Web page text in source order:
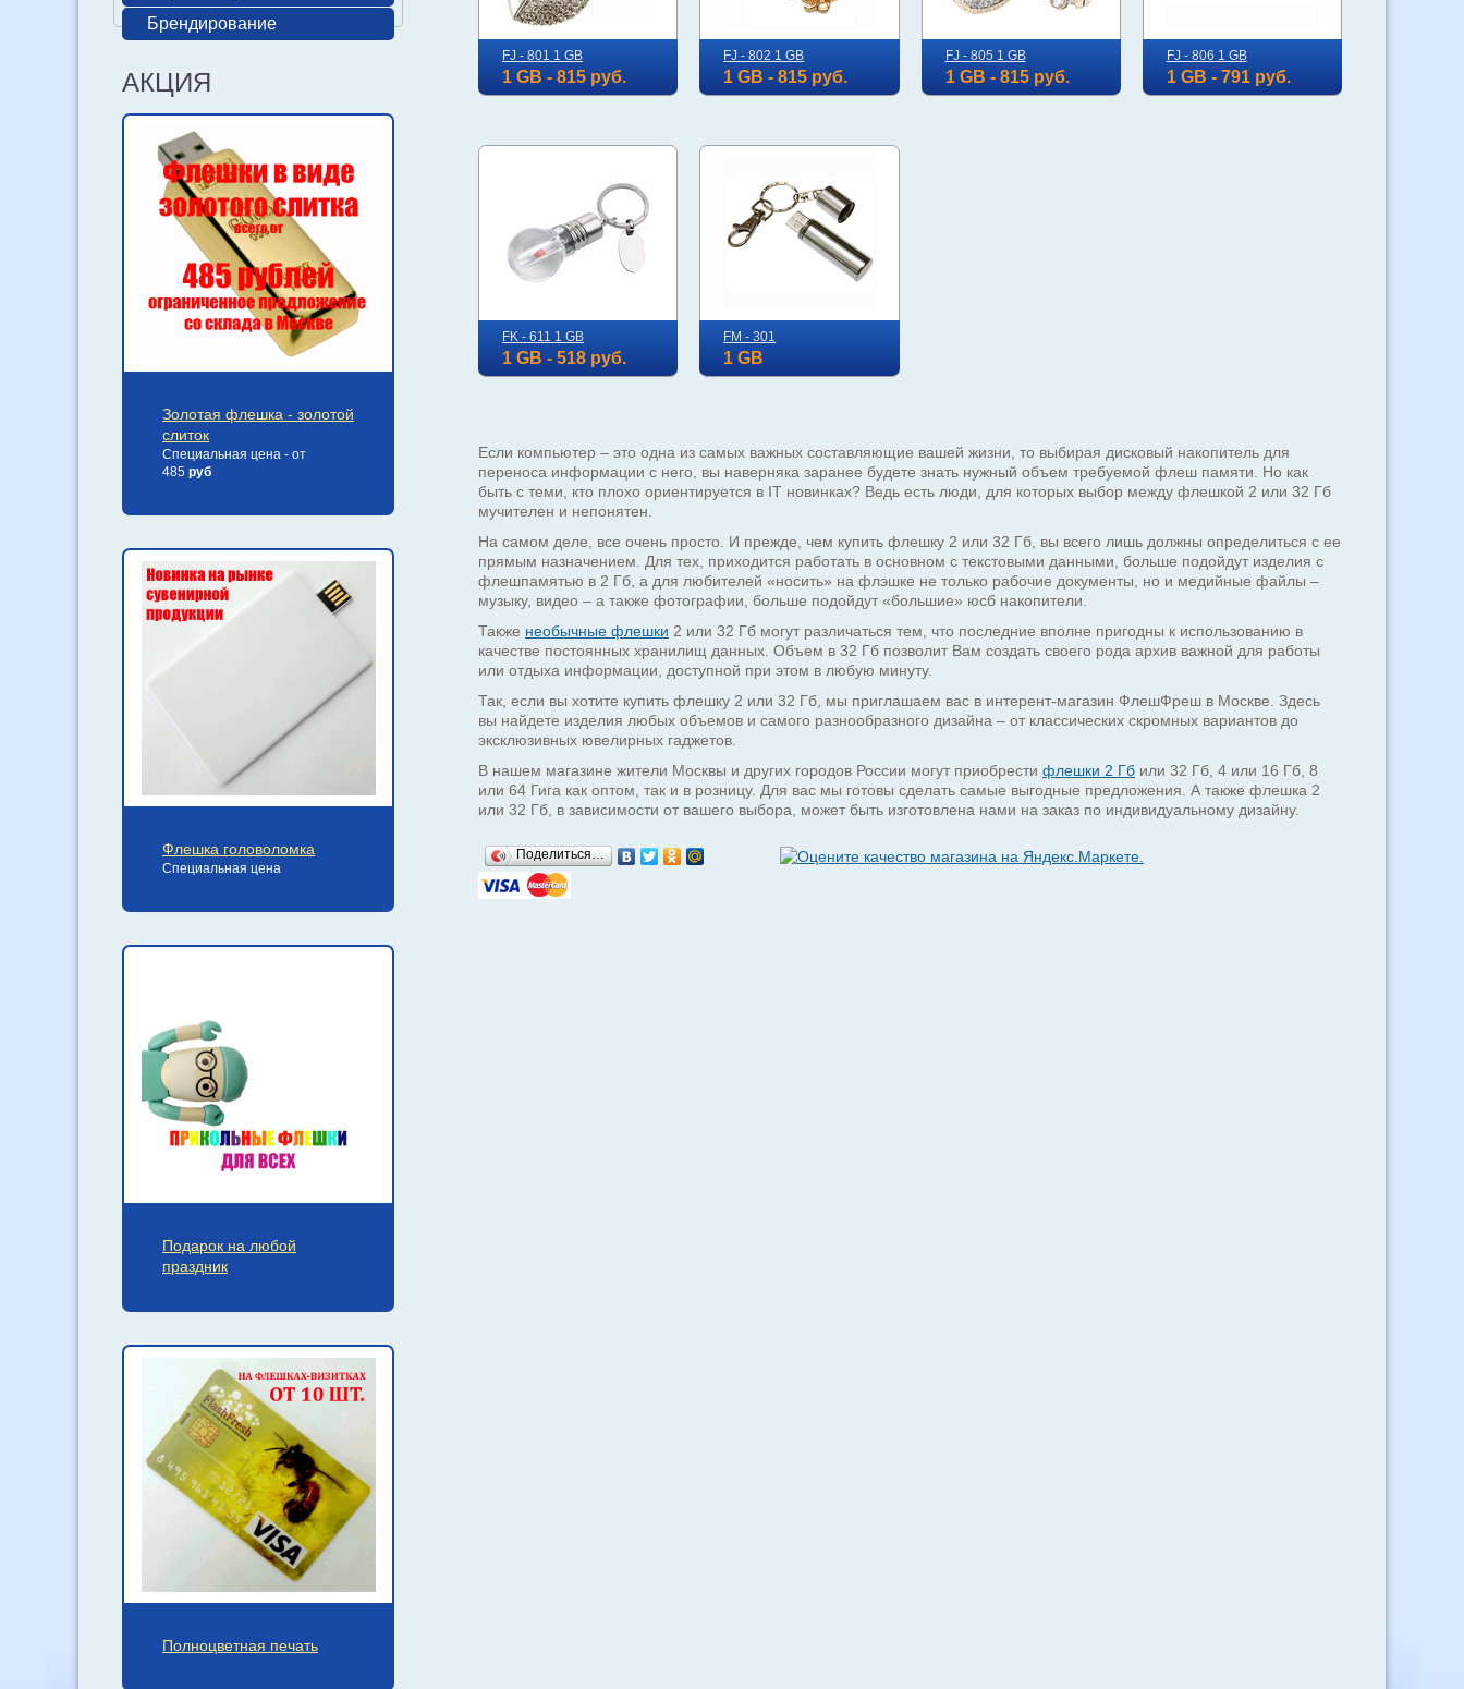
FJ - 801 1 GB
1 GB - 815 руб.
FJ - 802 1 GB
1 GB - 815 руб.
FJ - 805 1 GB
1 GB - 815 руб.
FJ - 806 1 GB
1 GB - 791 руб.
FK - 611 1 GB
1 GB - 518 руб.
FM - 301
1 GB
Если компьютер – это одна из самых важных составляющие вашей жизни, то выбирая дисковый накопитель для
переноса информации с него, вы наверняка заранее будете знать нужный объем требуемой флеш памяти. Но как
быть с теми, кто плохо ориентируется в IT новинках? Ведь есть люди, для которых выбор между флешкой 2 или 32 Гб
мучителен и непонятен.
На самом деле, все очень просто. И прежде, чем купить флешку 2 или 32 Гб, вы всего лишь должны определиться с ее
прямым назначением. Для тех, приходится работать в основном с текстовыми данными, больше подойдут изделия с
флешпамятью в 2 Гб, а для любителей «носить» на флэшке не только рабочие документы, но и медийные файлы –
музыку, видео – а также фотографии, больше подойдут «большие» юсб накопители.
Также необычные флешки 2 или 32 Гб могут различаться тем, что последние вполне пригодны к использованию в
качестве постоянных хранилищ данных. Объем в 32 Гб позволит Вам создать своего рода архив важной для работы
или отдыха информации, доступной при этом в любую минуту.
Так, если вы хотите купить флешку 2 или 32 Гб, мы приглашаем вас в интерент-магазин ФлешФреш в Москве. Здесь
вы найдете изделия любых объемов и самого разнообразного дизайна – от классических скромных вариантов до
эксклюзивных ювелирных гаджетов.
В нашем магазине жители Москвы и других городов России могут приобрести флешки 2 Гб или 32 Гб, 4 или 16 Гб, 8
или 64 Гига как оптом, так и в розницу. Для вас мы готовы сделать самые выгодные предложения. А также флешка 2
или 32 Гб, в зависимости от вашего выбора, может быть изготовлена нами на заказ по индивидуальному дизайну.
Поделиться…
Брендирование
АКЦИЯ
Золотая флешка - золотой
слиток
Специальная цена - от
485 руб
Флешка головоломка
Специальная цена
Подарок на любой
праздник
Полноцветная печать